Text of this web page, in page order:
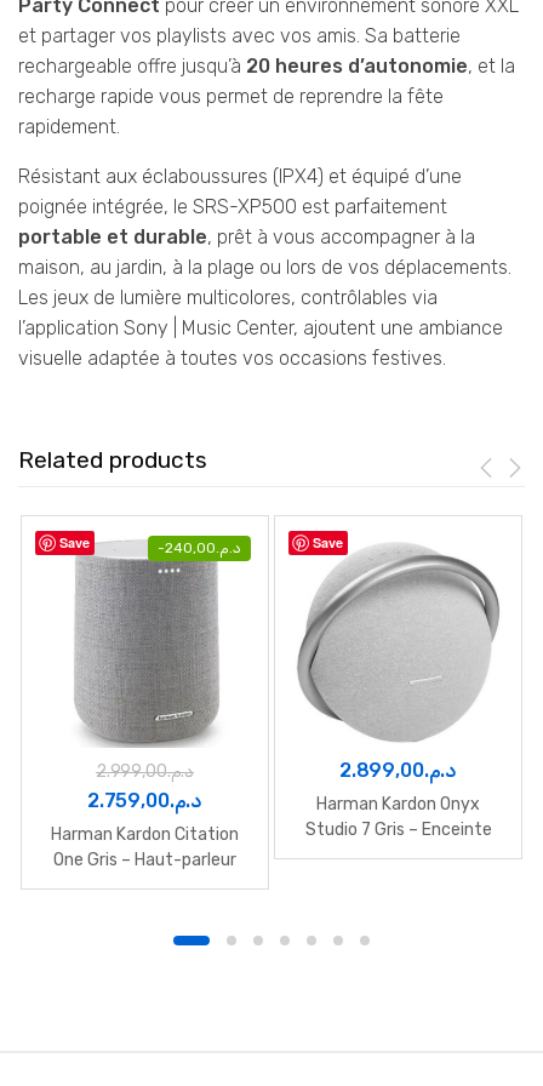
Party Connect pour créer un environnement sonore XXL
et partager vos playlists avec vos amis. Sa batterie
rechargeable offre jusqu’à 20 heures d’autonomie, et la
recharge rapide vous permet de reprendre la fête
rapidement.
Résistant aux éclaboussures (IPX4) et équipé d’une
poignée intégrée, le SRS-XP500 est parfaitement
portable et durable, prêt à vous accompagner à la
maison, au jardin, à la plage ou lors de vos déplacements.
Les jeux de lumière multicolores, contrôlables via
l’application Sony | Music Center, ajoutent une ambiance
visuelle adaptée à toutes vos occasions festives.
Related products
Save - د.م.240,00
د.م.2.999,00
Le
prix
initial
était :
د.م.2.759,00
prix
actuel
est :
Harman Kardon Citation
One Gris – Haut-parleur
intelligent Wi-Fi
Save
د.م.2.899,00
Harman Kardon Onyx
Studio 7 Gris – Enceinte
Portable 8h